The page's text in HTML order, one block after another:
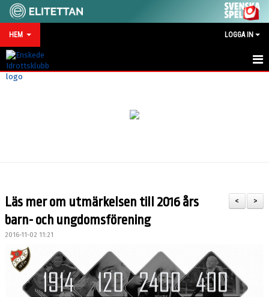
HEM LOGGA IN
HEM
SPONSRING
>
<
Läs mer om utmärkelsen till 2016 års
barn- och ungdomsförening
2016-11-02 11:21